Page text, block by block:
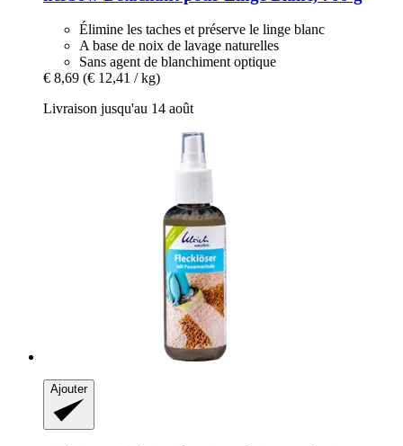
Élimine les taches et préserve le linge blanc
A base de noix de lavage naturelles
Sans agent de blanchiment optique
€ 8,69 (€ 12,41 / kg)
Livraison jusqu'au 14 août
Ajouter